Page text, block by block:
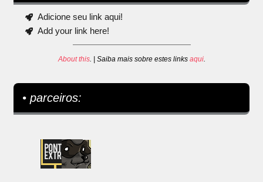
Adicione seu link aqui!
Add your link here!
About this. | Saiba mais sobre estes links aqui.
• parceiros: